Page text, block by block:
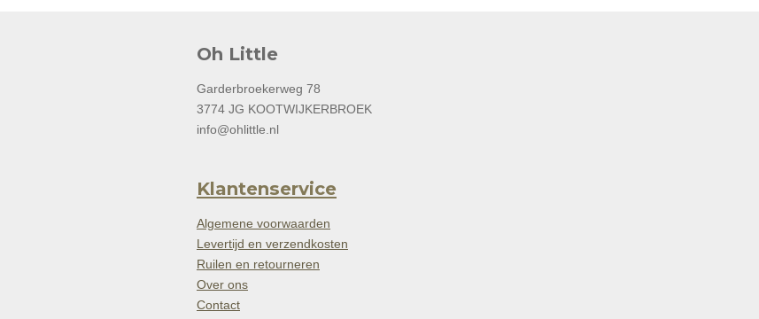
Oh Little
Garderbroekerweg 78
3774 JG KOOTWIJKERBROEK
info@ohlittle.nl
Klantenservice
Algemene voorwaarden
Levertijd en verzendkosten
Ruilen en retourneren
Over ons
Contact